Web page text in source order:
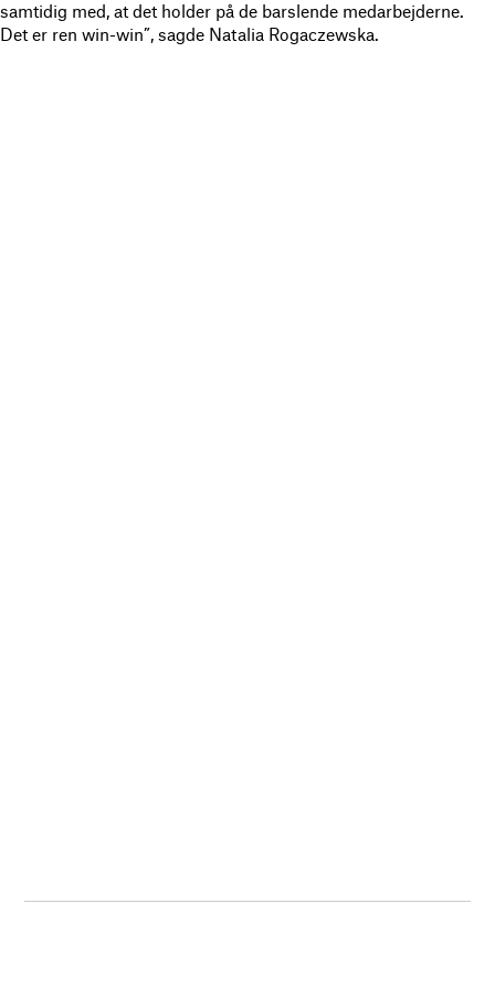
samtidig med, at det holder på de barslende medarbejderne.
Det er ren win-win”, sagde Natalia Rogaczewska.